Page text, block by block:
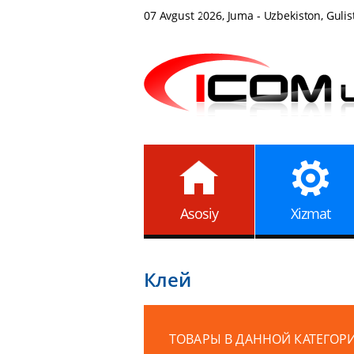
07 Avgust 2026, Juma - Uzbekiston,
Asosiy Xizmat
Клей
ТОВАРЫ В ДАННОЙ